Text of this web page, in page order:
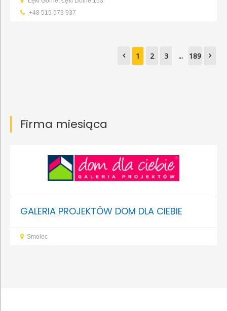
+48 515 573 937​
1 2 3 ... 189
Firma miesiąca
GALERIA PROJEKTÓW DOM DLA CIEBIE
Smolec